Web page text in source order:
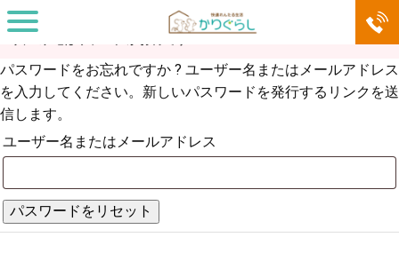
家具・家電サブスク「快適れんたる生活 かりぐらし」。必要な家
パスワードをお忘れですか ? ユーザー名またはメールアドレス
を入力してください。新しいパスワードを発行するリンクを送
信します。
ユーザー名またはメールアドレス
パスワードをリセット